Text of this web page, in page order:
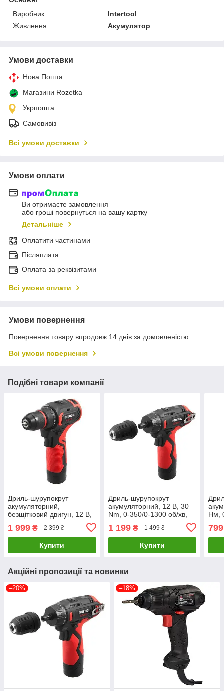
Виробник
Intertool
Живлення
Акумулятор
Умови доставки
Нова Пошта
Магазини Rozetka
Укрпошта
Самовивіз
Всі умови доставки
Умови оплати
Ви отримаєте замовлення
або гроші повернуться на вашу картку
Детальніше
Оплатити частинами
Післяплата
Оплата за реквізитами
Всі умови оплати
Умови повернення
Повернення товару впродовж 14 днів за домовленістю
Всі умови повернення
Подібні товари компанії
Дриль-шурупокрут
акумуляторний,
безщітковий двигун, 12 В,
50 Nm, 0-500/0-1900 об/
хв, патрон 0,8-10 мм,
2x2,0 Аг INTERTOOL WT-
1 999 ₴ 2 399 ₴
Купити
Дриль-шурупокрут
акумуляторний, 12 В, 30
Nm, 0-350/0-1300 об/хв,
патрон 0,8-10 мм, 2,0 Аг,
знімний патрон
INTERTOOL WT-0318
1 199₴ 1 499 ₴
Купити
Нм,
799
Акційні пропозиції та новинки
–20% –18%